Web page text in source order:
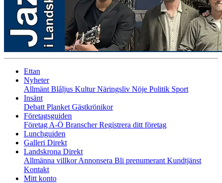
Ettan
Nyheter
Allmänt Blåljus KulturNäringsliv Nöje Politik Sport
Insänt
Debatt Planket Gästkrönikor
Företagsguiden
Företag A-Ö BranscherRegistrera ditt företag
Lunchguiden
Galleri Direkt
Landskrona Direkt
Allmänna villkorAnnonsera Bli prenumerant Kundtjänst
Kontakt
Mitt konto